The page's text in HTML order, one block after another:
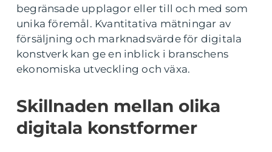
begränsade upplagor eller till och med som
unika föremål. Kvantitativa mätningar av
försäljning och marknadsvärde för digitala
konstverk kan ge en inblick i branschens
ekonomiska utveckling och växa.
Skillnaden mellan olika
digitala konstformer